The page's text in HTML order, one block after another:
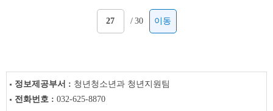
/ 30 이동
정보제공부서 : 청년청소년과 청년지원팀
전화번호 : 032-625-8870